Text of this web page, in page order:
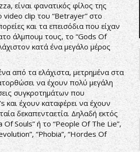
είναι φανατικός φίλος της
video clip του “Betrayer” στο
και τα επεισόδια που είχαν
άλμπουμ τους, το “Gods Of
κατά ένα μεγάλο μέρος
από τα ελάχιστα, μετρημένα στα
να έχουν πολύ μεγάλη
συγκροτημάτων που
και έχουν καταφέρει να έχουν
δεκαπενταετία. Δηλαδή εκτός
Souls” ή το “People Of The Lie”,
“Phobia”, “Hordes Of